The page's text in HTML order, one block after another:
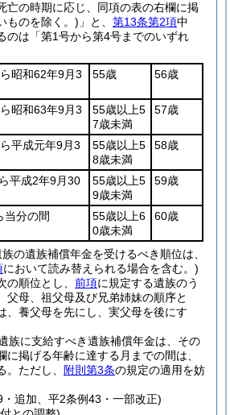
亡の時期に応じ、同項の表の右欄に掲
ものを除く。) 」と、 第13条第2項中
のは「第1号から第4号までのいずれ
昭和62年9月3
55歳 56歳
昭和63年9月3
55歳以上5
7歳未満
57歳
平成元年9月3
55歳以上5
8歳未満
58歳
平成2年9月30
55歳以上5
9歳未満
59歳
当分の間
55歳以上6
0歳未満
60歳
の遺族補償年金を受けるべき順位は、
において読み替えられる場合を含む。)
の順位とし、 前項に規定する遺族のう
父母、祖父母及び兄弟姉妹の順序と
、養父母を先にし、実父母を後にす
族に支給すべき遺族補償年金は、その
に掲げる年齢に達する月までの間は、
ただし、 附則第3条の規定の適用を妨
追加、平2条例43・一部改正)